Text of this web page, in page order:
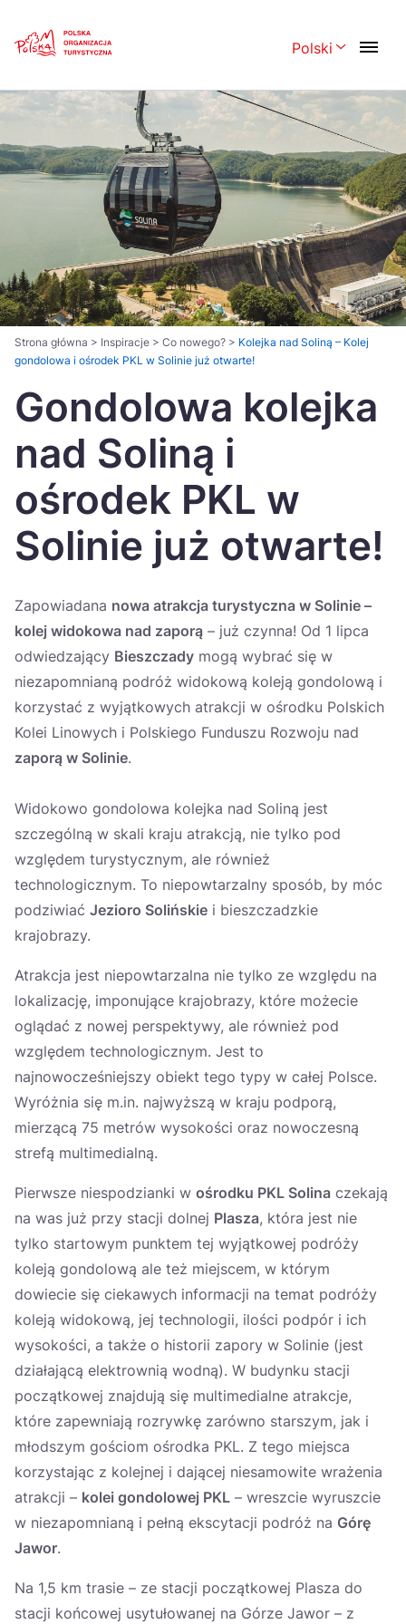
Polski
Polski English
Česká 中国
Dansk Deutsch
Français
Magyar
Nederlands 日本語
Português Norsk
Україна
Zamknij
Strona główna > Inspiracje > Co nowego? > Kolejka nad Soliną – Kolej
gondolowa i ośrodek PKL w Solinie już otwarte!
Gondolowa kolejka
nad Soliną i
ośrodek PKL w
Solinie już otwarte!
Zapowiadana nowa atrakcja turystyczna w Solinie –
kolej widokowa nad zaporą – już czynna! Od 1 lipca
odwiedzający Bieszczady mogą wybrać się w
niezapomnianą podróż widokową koleją gondolową i
korzystać z wyjątkowych atrakcji w ośrodku Polskich
Kolei Linowych i Polskiego Funduszu Rozwoju nad
zaporą w Solinie.
Widokowo gondolowa kolejka nad Soliną jest
szczególną w skali kraju atrakcją, nie tylko pod
względem turystycznym, ale również
technologicznym. To niepowtarzalny sposób, by móc
podziwiać Jezioro Solińskie i bieszczadzkie
krajobrazy.
Atrakcja jest niepowtarzalna nie tylko ze względu na
lokalizację, imponujące krajobrazy, które możecie
oglądać z nowej perspektywy, ale również pod
względem technologicznym. Jest to
najnowocześniejszy obiekt tego typy w całej Polsce.
Wyróżnia się m.in. najwyższą w kraju podporą,
mierzącą 75 metrów wysokości oraz nowoczesną
strefą multimedialną.
Pierwsze niespodzianki w ośrodku PKL Solina czekają
na was już przy stacji dolnej Plasza, która jest nie
tylko startowym punktem tej wyjątkowej podróży
koleją gondolową ale też miejscem, w którym
dowiecie się ciekawych informacji na temat podróży
koleją widokową, jej technologii, ilości podpór i ich
wysokości, a także o historii zapory w Solinie (jest
działającą elektrownią wodną). W budynku stacji
początkowej znajdują się multimedialne atrakcje,
które zapewniają rozrywkę zarówno starszym, jak i
młodszym gościom ośrodka PKL. Z tego miejsca
korzystając z kolejnej i dającej niesamowite wrażenia
atrakcji – kolei gondolowej PKL – wreszcie wyruszcie
w niezapomnianą i pełną ekscytacji podróż na Górę
Jawor.
Na 1,5 km trasie – ze stacji początkowej Plasza do
stacji końcowej usytułowanej na Górze Jawor – z